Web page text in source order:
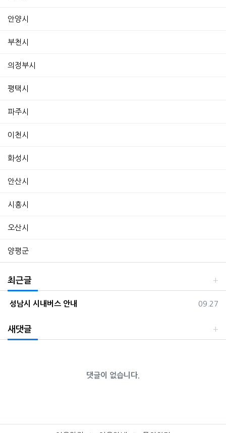
안양시
부천시
의정부시
평택시
파주시
이천시
화성시
안산시
시흥시
오산시
양평군
최근글
등록일
09.27
성남시 시내버스 안내
새댓글
댓글이 없습니다.